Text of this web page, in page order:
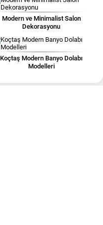
Modern ve Minimalist Salon
Dekorasyonu
Koçtaş Modern Banyo Dolabı
Modelleri